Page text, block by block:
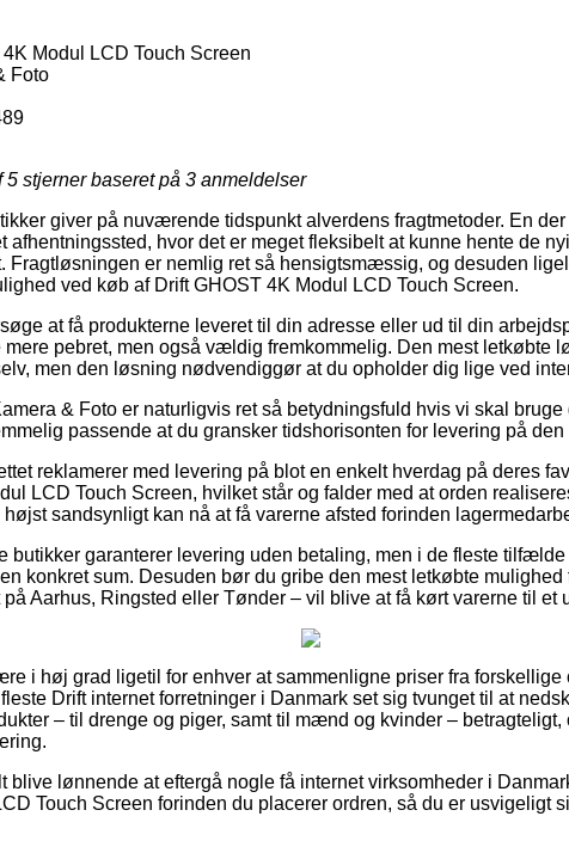
Modul LCD Touch Screen
Foto
5 stjerner baseret på 3 anmeldelser
giver på nuværende tidspunkt alverdens fragtmetoder. En
afhentningssted, hvor det er meget fleksibelt at kunne hente de
Fragtløsningen er nemlig ret så hensigtsmæssig, og desuden
ved køb af Drift GHOST 4K Modul LCD Touch Screen.
at få produkterne leveret til din adresse eller ud til din
pebret, men også vældig fremkommelig. Den mest letkøbte
men den løsning nødvendiggør at du opholder dig lige ved
& Foto er naturligvis ret så betydningsfuld hvis vi skal
passende at du gransker tidshorisonten for levering på den
reklamerer med levering på blot en enkelt hverdag på deres
LCD Touch Screen, hvilket står og falder med at orden
sandsynligt kan nå at få varerne afsted forinden
butikker garanterer levering uden betaling, men i de fleste
konkret sum. Desuden bør du gribe den mest letkøbte mulighed
Aarhus, Ringsted eller Tønder – vil blive at få kørt varerne til et
i høj grad ligetil for enhver at sammenligne priser fra forskellige
Drift internet forretninger i Danmark set sig tvunget til at
– til drenge og piger, samt til mænd og kvinder –
blive lønnende at eftergå nogle få internet virksomheder i
Touch Screen forinden du placerer ordren, så du er usvigeligt